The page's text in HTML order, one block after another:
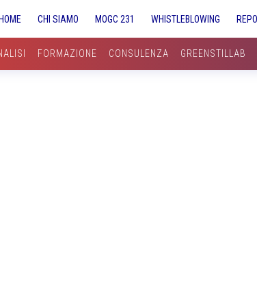
HOME CHI SIAMO MOGC 231 WHISTLEBLOWING
FORMAZIONE CONSULENZA GREENSTILLAB